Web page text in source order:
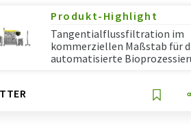
Produkt-Highlight
Tangentialflussfiltration im
kommerziellen Maßstab für
automatisierte